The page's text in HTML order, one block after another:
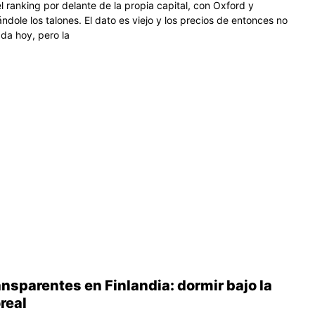
ranking por delante de la propia capital, con Oxford y
los talones. El dato es viejo y los precios de entonces no
hoy, pero la
en Finlandia: dormir bajo la